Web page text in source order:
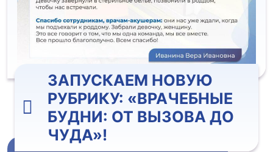
ЗАПУСКАЕМ НОВУЮ
РУБРИКУ: «ВРАЧЕБНЫЕ
БУДНИ: ОТ ВЫЗОВА ДО
ЧУДА»!